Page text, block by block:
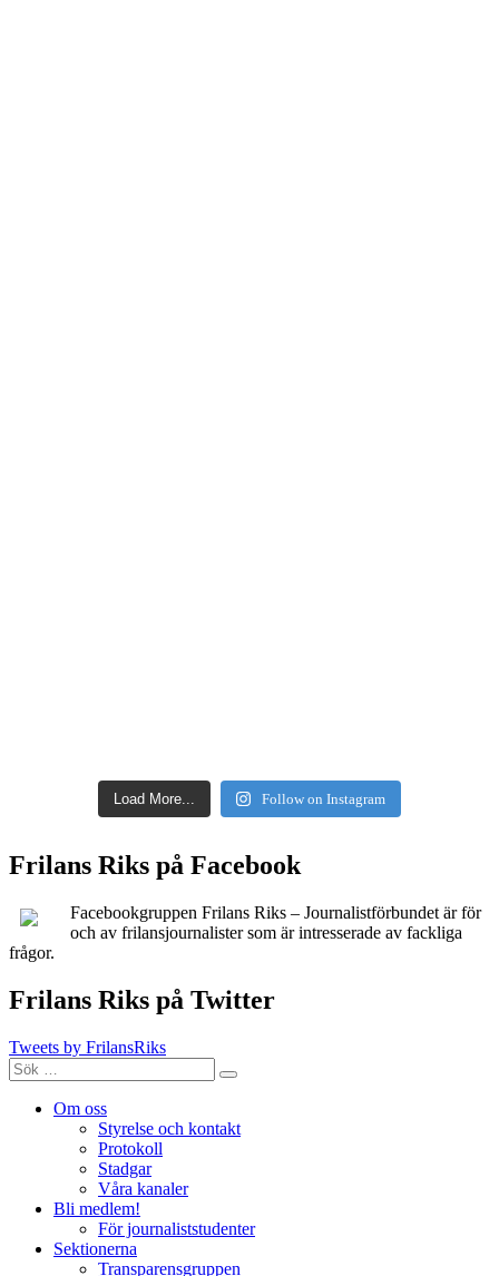
Load More... Follow on Instagram
Frilans Riks på Facebook
Facebookgruppen Frilans Riks – Journalistförbundet är för
och av frilansjournalister som är intresserade av fackliga
frågor.
Frilans Riks på Twitter
Tweets by FrilansRiks
Sök
efter:
Sök
Om oss
Styrelse och kontakt
Protokoll
Stadgar
Våra kanaler
Bli medlem!
För journaliststudenter
Sektionerna
Transparensgruppen